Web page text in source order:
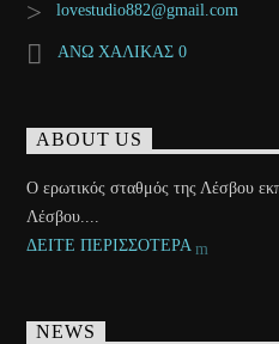
lovestudio882@gmail.com
ΑΝΩ ΧΑΛΙΚΑΣ 0
ABOUT US
Ο ερωτικός σταθμός της Λέσβου
Λέσβου....
ΔΕΙΤΕ ΠΕΡΙΣΣΟΤΕΡΑ
NEWS